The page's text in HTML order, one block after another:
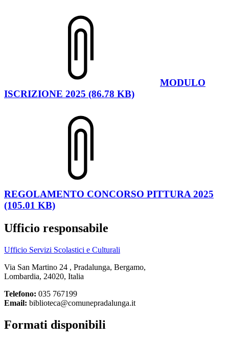
MODULO
ISCRIZIONE 2025 (86.78 KB)
REGOLAMENTO CONCORSO PITTURA 2025
(105.01 KB)
Ufficio responsabile
Ufficio Servizi Scolastici e Culturali
Via San Martino 24 , Pradalunga, Bergamo,
Lombardia, 24020, Italia
Telefono: 035 767199
Email: biblioteca@comunepradalunga.it
Formati disponibili